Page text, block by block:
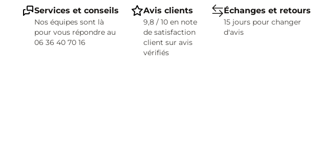
Services et conseils
Nos équipes sont là
pour vous répondre au
06 36 40 70 16
Avis clients
9,8 / 10 en note
de satisfaction
client sur avis
vérifiés
Échanges et retours
15 jours pour changer
d'avis